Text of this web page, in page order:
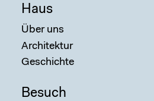
Haus
Über uns
Architektur
Geschichte
Besuch